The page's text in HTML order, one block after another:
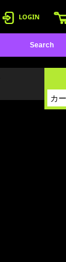
LOGIN
カ